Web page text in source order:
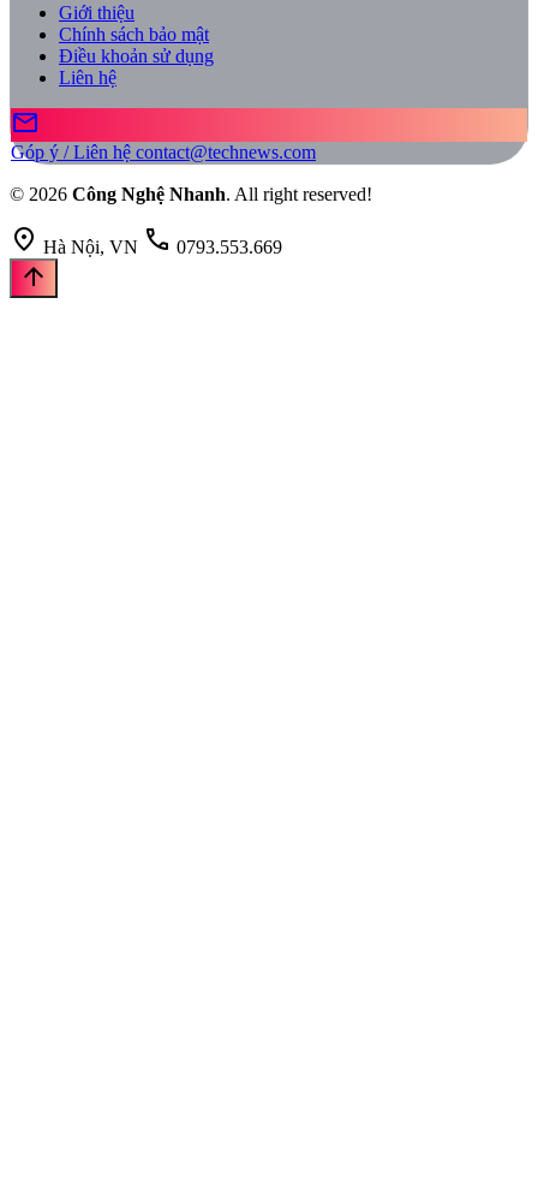
Giới thiệu
Chính sách bảo mật
Điều khoản sử dụng
Liên hệ
mail
Góp ý / Liên hệ contact@technews.com
© 2026 Công Nghệ Nhanh. All right reserved!
location_on Hà Nội, VN call 0793.553.669
arrow_upward